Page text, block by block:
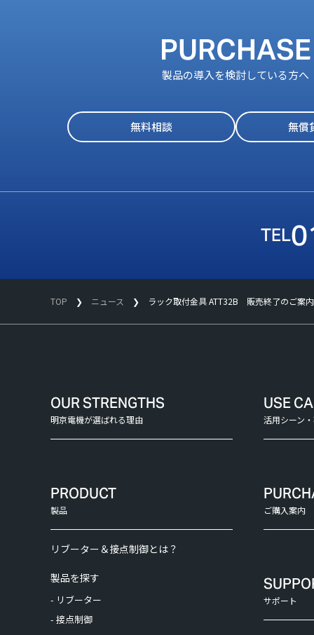
PURCHASE
製品の導入を検討している方へ
無料相談 無償
TOP ニュース ラック取付金具 ATT32B 販売終了のご案内
OUR STRENGTHS
明京電機が選ばれる理由
PRODUCT
製品
リブーター＆接点制御とは？
製品を探す
- リブーター
- 接点制御
USE
活用シーン
ご購入案内
サポート